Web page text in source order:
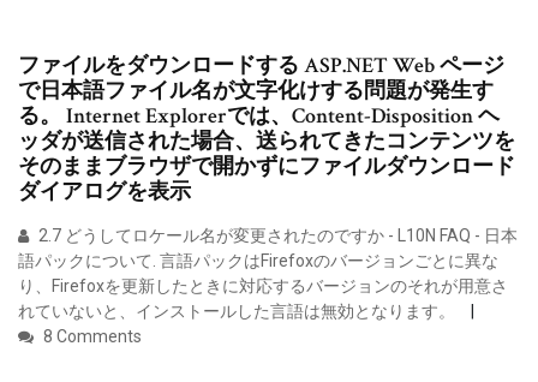
ファイルをダウンロードする ASP.NET Web ページ
で日本語ファイル名が文字化けする問題が発生す
る。 Internet Explorerでは、Content-Disposition ヘ
ッダが送信された場合、送られてきたコンテンツを
そのままブラウザで開かずにファイルダウンロード
ダイアログを表示
2.7 どうしてロケール名が変更されたのですか - L10N FAQ - 日本
語パックについて. 言語パックはFirefoxのバージョンごとに異な
り、Firefoxを更新したときに対応するバージョンのそれが用意さ
れていないと、インストールした言語は無効となります。
8 Comments